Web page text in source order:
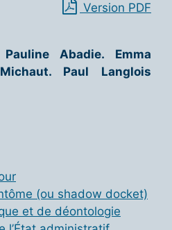
Version PDF
Abadie. Emma
Paul Langlois
(ou shadow docket)
et de déontologie